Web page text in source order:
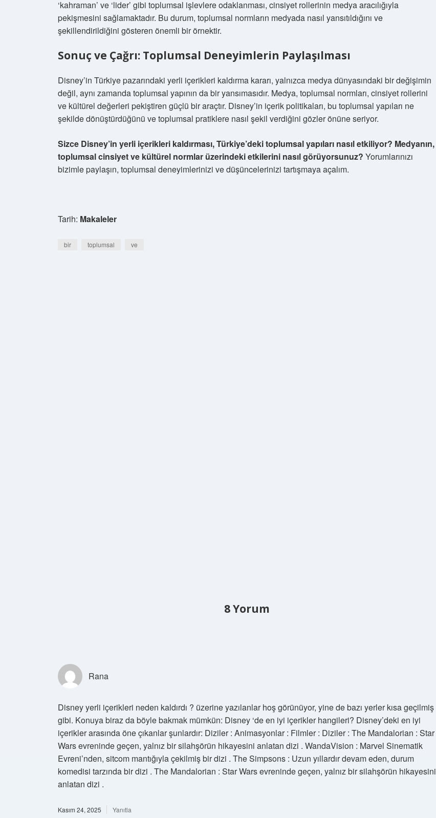
‘kahraman’ ve ‘lider’ gibi toplumsal işlevlere odaklanması, cinsiyet rollerinin medya aracılığıyla
pekişmesini sağlamaktadır. Bu durum, toplumsal normların medyada nasıl yansıtıldığını ve
şekillendirildiğini gösteren önemli bir örnektir.
Sonuç ve Çağrı: Toplumsal Deneyimlerin Paylaşılması
Disney’in Türkiye pazarındaki yerli içerikleri kaldırma kararı, yalnızca medya dünyasındaki bir değişimin
değil, aynı zamanda toplumsal yapının da bir yansımasıdır. Medya, toplumsal normları, cinsiyet rollerini
ve kültürel değerleri pekiştiren güçlü bir araçtır. Disney’in içerik politikaları, bu toplumsal yapıları ne
şekilde dönüştürdüğünü ve toplumsal pratiklere nasıl şekil verdiğini gözler önüne seriyor.
Sizce Disney’in yerli içerikleri kaldırması, Türkiye’deki toplumsal yapıları nasıl etkiliyor? Medyanın,
toplumsal cinsiyet ve kültürel normlar üzerindeki etkilerini nasıl görüyorsunuz? Yorumlarınızı
bizimle paylaşın, toplumsal deneyimlerinizi ve düşüncelerinizi tartışmaya açalım.
Tarih: Makaleler
bir toplumsal ve
8 Yorum
Rana
Disney yerli içerikleri neden kaldırdı ? üzerine yazılanlar hoş görünüyor, yine de bazı yerler kısa geçilmiş
gibi. Konuya biraz da böyle bakmak mümkün: Disney ‘de en iyi içerikler hangileri? Disney’deki en iyi
içerikler arasında öne çıkanlar şunlardır: Diziler : Animasyonlar : Filmler : Diziler : The Mandalorian : Star
Wars evreninde geçen, yalnız bir silahşörün hikayesini anlatan dizi . WandaVision : Marvel Sinematik
Evreni’nden, sitcom mantığıyla çekilmiş bir dizi . The Simpsons : Uzun yıllardır devam eden, durum
komedisi tarzında bir dizi . The Mandalorian : Star Wars evreninde geçen, yalnız bir silahşörün hikayesini
anlatan dizi .
Kasım 24, 2025 Yanıtla